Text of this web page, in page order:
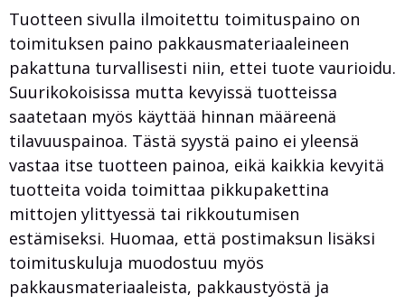
Tuotteen sivulla ilmoitettu toimituspaino on
toimituksen paino pakkausmateriaaleineen
pakattuna turvallisesti niin, ettei tuote vaurioidu.
Suurikokoisissa mutta kevyissä tuotteissa
saatetaan myös käyttää hinnan määreenä
tilavuuspainoa. Tästä syystä paino ei yleensä
vastaa itse tuotteen painoa, eikä kaikkia kevyitä
tuotteita voida toimittaa pikkupakettina
mittojen ylittyessä tai rikkoutumisen
estämiseksi. Huomaa, että postimaksun lisäksi
toimituskuluja muodostuu myös
pakkausmateriaaleista, pakkaustyöstä ja